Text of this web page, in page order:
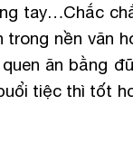
tay…Chắc
trong nền văn
ăn bằng
tiệc thì tốt